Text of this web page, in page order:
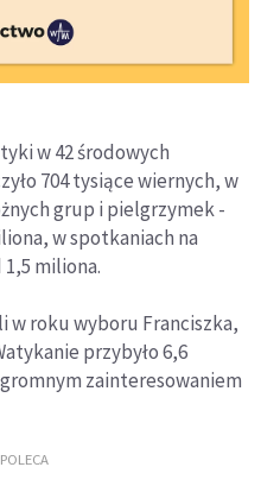
w 42 środowych
704 tysiące wiernych, w
grup i pielgrzymek -
w spotkaniach na
miliona.
w roku wyboru Franciszka,
przybyło 6,6
zainteresowaniem